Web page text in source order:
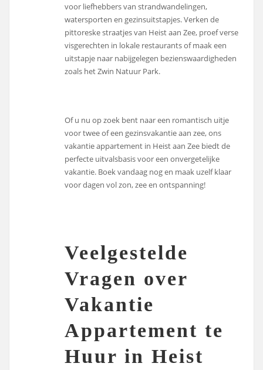
voor liefhebbers van strandwandelingen,
watersporten en gezinsuitstapjes. Verken de
pittoreske straatjes van Heist aan Zee, proef verse
visgerechten in lokale restaurants of maak een
uitstapje naar nabijgelegen bezienswaardigheden
zoals het Zwin Natuur Park.
Of u nu op zoek bent naar een romantisch uitje
voor twee of een gezinsvakantie aan zee, ons
vakantie appartement in Heist aan Zee biedt de
perfecte uitvalsbasis voor een onvergetelijke
vakantie. Boek vandaag nog en maak uzelf klaar
voor dagen vol zon, zee en ontspanning!
Veelgestelde
Vragen over
Vakantie
Appartement te
Huur in Heist